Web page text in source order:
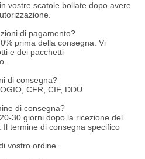
vostre scatole bollate dopo avere
di pagamento?
prima della consegna. Vi
e dei pacchetti
di consegna?
CFR, CIF, DDU.
di consegna?
30 giorni dopo la ricezione del
termine di consegna specifico
vostro ordine.